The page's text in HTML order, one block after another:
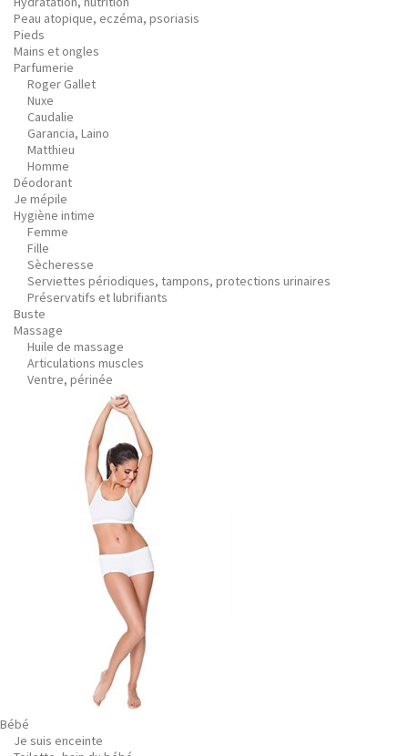
Peau atopique, eczéma, psoriasis
Pieds
Mains et ongles
Parfumerie
Roger Gallet
Nuxe
Caudalie
Garancia, Laino
Matthieu
Homme
Déodorant
Je mépile
Hygiène intime
Femme
Fille
Sècheresse
Serviettes périodiques, tampons, protections urinaires
Préservatifs et lubrifiants
Buste
Massage
Huile de massage
Articulations muscles
Ventre, périnée
Bébé
Je suis enceinte